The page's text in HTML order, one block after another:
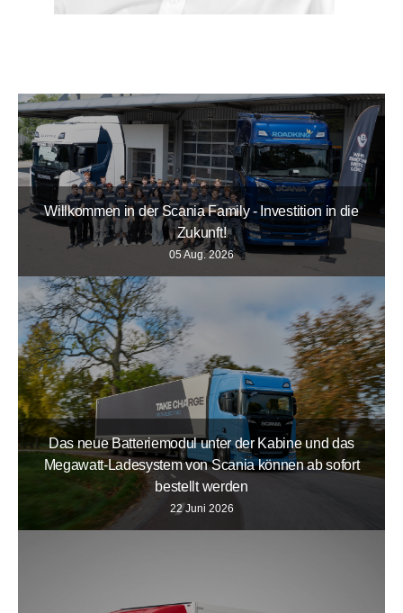
Willkommen in der Scania Family - Investition in die
Zukunft!
05 Aug. 2026
Das neue Batteriemodul unter der Kabine und das
Megawatt-Ladesystem von Scania können ab sofort
bestellt werden
22 Juni 2026